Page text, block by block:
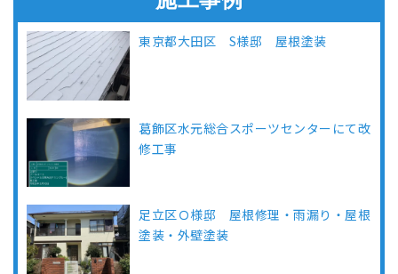
東京都大田区 S様邸 屋根塗装
葛飾区水元総合スポーツセンターにて改
修工事
足立区Ｏ様邸 屋根修理・雨漏り・屋根
塗装・外壁塗装